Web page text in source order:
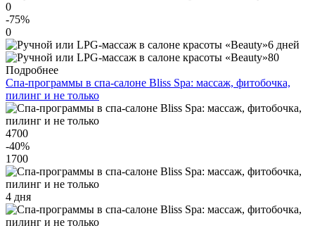
0
-75%
0
6 дней
80
Подробнее
Спа-программы в спа-салоне Bliss Spa: массаж, фитобочка,
пилинг и не только
4700
-40%
1700
4 дня